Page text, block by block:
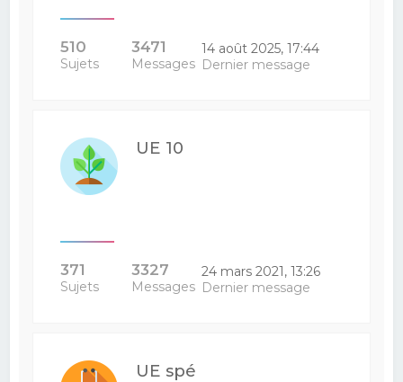
510
Sujets
3471
Messages
14 août 2025, 17:44
Dernier message
UE 10
371
Sujets
3327
Messages
24 mars 2021, 13:26
Dernier message
UE spé